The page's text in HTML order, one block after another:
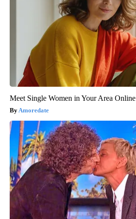
Meet Single Women in Your Area Online
Amoredate